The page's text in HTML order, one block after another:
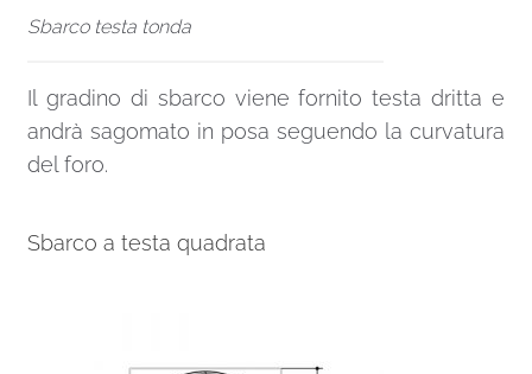
Sbarco testa tonda
Il gradino di sbarco viene fornito testa dritta e
andrà sagomato in posa seguendo la curvatura
del foro.
Sbarco a testa quadrata